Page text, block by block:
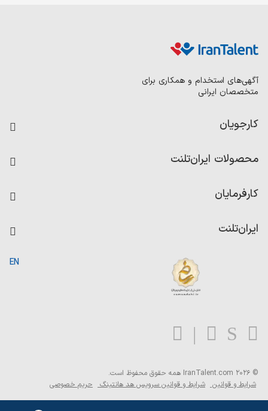
آگهی‌های استخدام و همکاری برای
متخصصان ایرانی
کارجویان
رزومه ساز
امتیاز شرکت‌ها
محصولات ایران‌تلنت
کاردیکس
کارفرمایان
ایران‌تلنت
بلاگ
EN
© 2026 IranTalent.com
همه حقوق محفوظ است.
شرایط و قوانین شرایط و قوانین سرویس هد هانتینگ حریم خصوصی